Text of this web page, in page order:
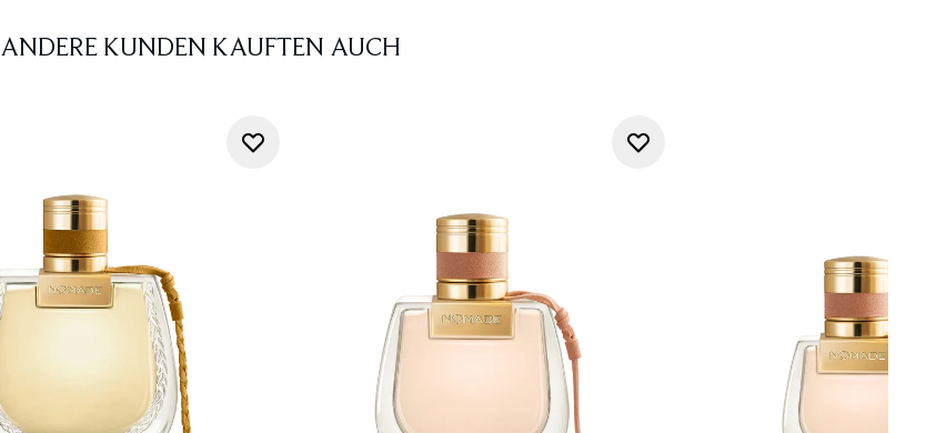
ANDERE KUNDEN KAUFTEN AUCH